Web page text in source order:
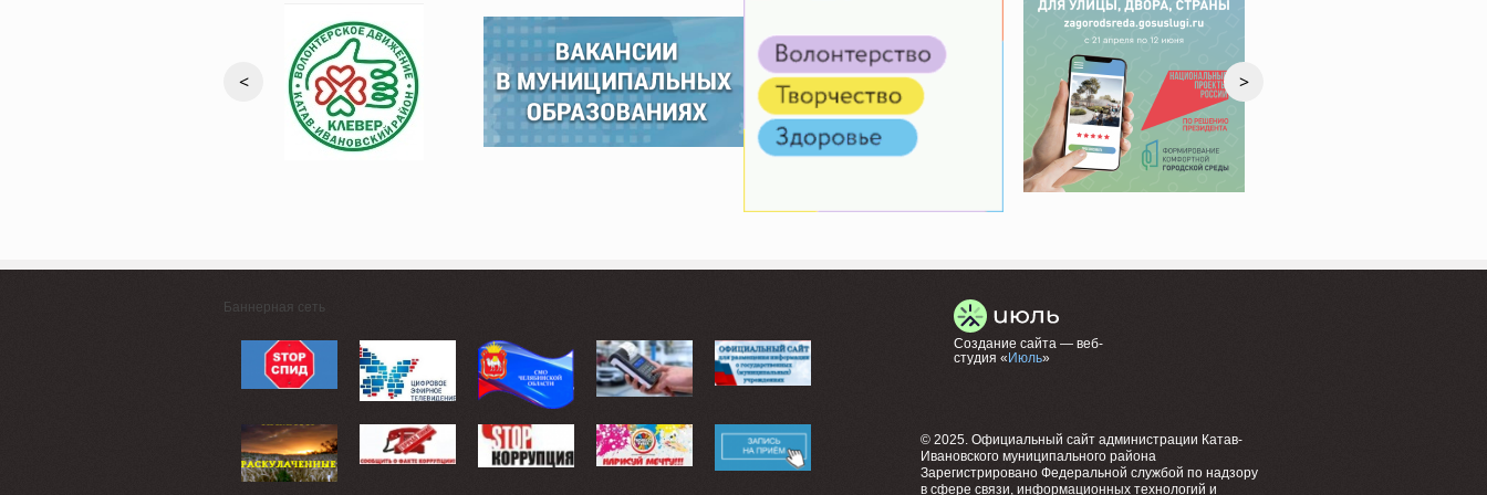
< >
Баннерная сеть
Создание сайта — веб-
студия « Июль»
© 2025. Официальный сайт администрации Катав-
Ивановского муниципального района
Зарегистрировано Федеральной службой по надзору
в сфере связи, информационных технологий и